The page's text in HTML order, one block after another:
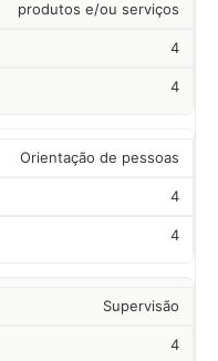
produtos e/ou serviços
4
4
Orientação de pessoas
4
4
Supervisão
4